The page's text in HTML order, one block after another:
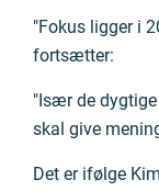
"Fokus ligger i
fortsætter:
"Især de
skal give
Det er ifølge